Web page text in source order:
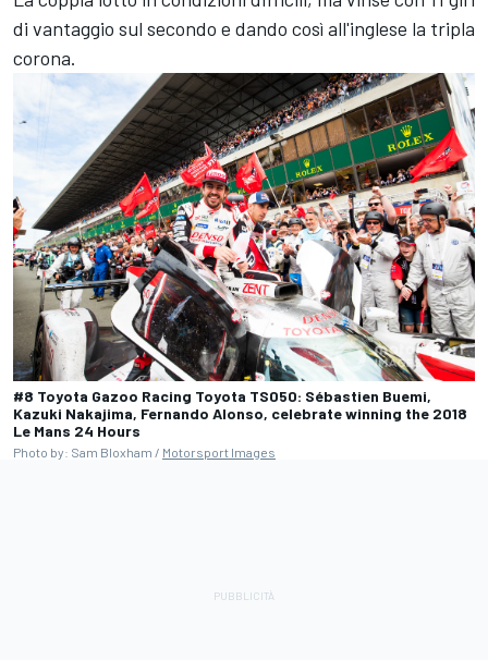
di vantaggio sul secondo e dando così all'inglese la tripla
corona.
#8 Toyota Gazoo Racing Toyota TS050: Sébastien Buemi,
Kazuki Nakajima, Fernando Alonso, celebrate winning the 2018
Le Mans 24 Hours
Photo by: Sam Bloxham / Motorsport Images